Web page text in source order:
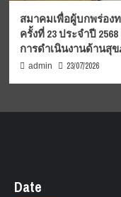
สมาคมเพื่อผู้บกพร่อง
ครั้งที่ 23 ประจำปี
การดำเนินงานด้านสุ
admin 23/07/2026
Date